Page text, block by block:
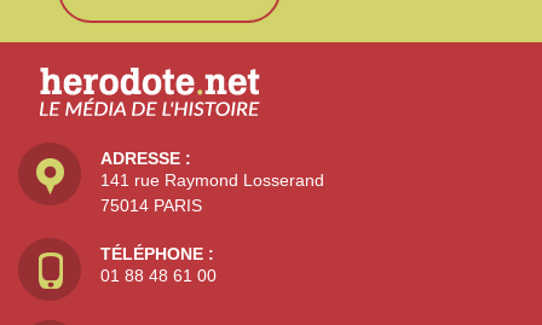
ADRESSE :
141 rue Raymond Losserand
75014 PARIS
TÉLÉPHONE :
01 88 48 61 00